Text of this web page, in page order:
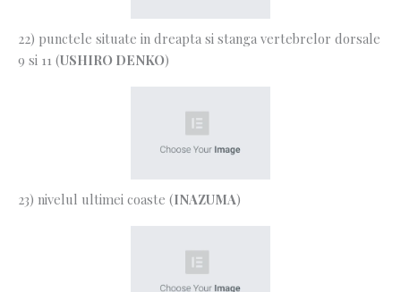
22) punctele situate in dreapta si stanga vertebrelor dorsale
9 si 11 (USHIRO DENKO)
23) nivelul ultimei coaste (INAZUMA)